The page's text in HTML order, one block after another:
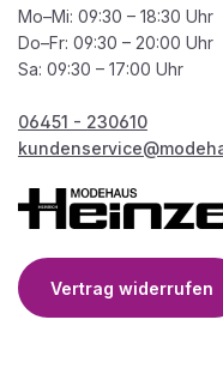
Mo–Mi: 09:30 – 18:30 Uhr
Do–Fr: 09:30 – 20:00 Uhr
Sa: 09:30 – 17:00 Uhr
06451 - 230610
Vertrag widerrufen